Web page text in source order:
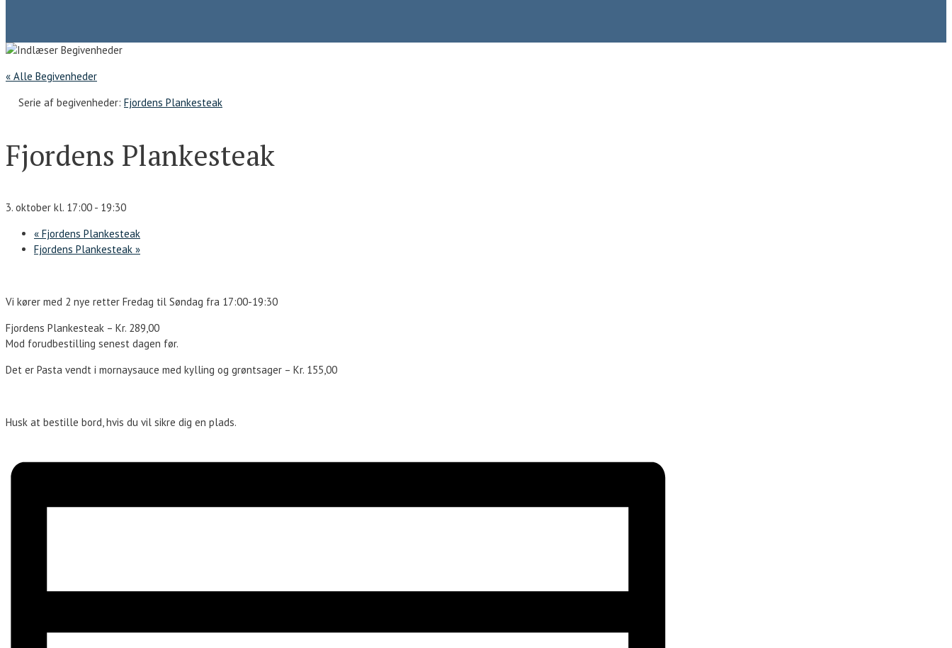
« Alle Begivenheder
Serie af begivenheder: Fjordens Plankesteak
Fjordens Plankesteak
3. oktober kl. 17:00 - 19:30
« Fjordens Plankesteak
Fjordens Plankesteak »
Vi kører med 2 nye retter Fredag til Søndag fra 17:00-19:30
Fjordens Plankesteak – Kr. 289,00
Mod forudbestilling senest dagen før.
Det er Pasta vendt i mornaysauce med kylling og grøntsager – Kr. 155,00
Husk at bestille bord, hvis du vil sikre dig en plads.